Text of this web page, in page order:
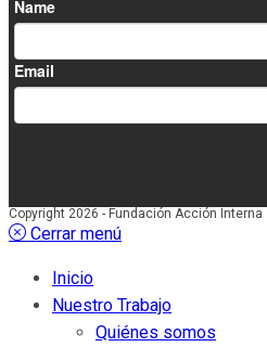
Copyright 2026 - Fundación Acción Interna
Cerrar menú
Inicio
Nuestro Trabajo
Quiénes somos